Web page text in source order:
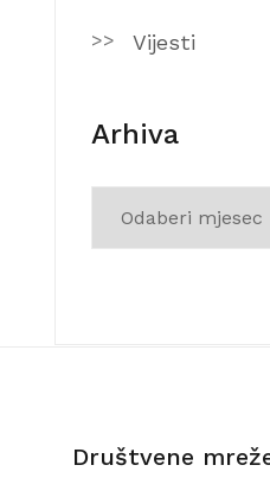
Vijesti
Arhiva
Društvene